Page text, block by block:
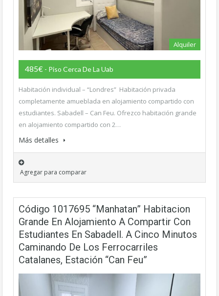
Alquiler
485€ - Piso Cerca De La Uab
Habitación individual – “Londres” Habitación privada
completamente amueblada en alojamiento compartido con
estudiantes. Sabadell – Can Feu. Ofrezco habitación grande
en alojamiento compartido con 2…
Más detalles
Agregar para comparar
Código 1017695 “Manhatan” Habitacion
Grande En Alojamiento A Compartir Con
Estudiantes En Sabadell. A Cinco Minutos
Caminando De Los Ferrocarriles
Catalanes, Estación “Can Feu”